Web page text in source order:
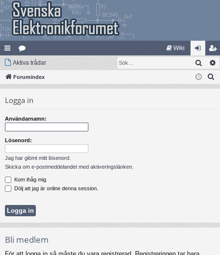
na
bb
ar
at
eg
er
Wiki
og
ga
li
m
Aktiva trådar Sök
Forumindex
Logga in
Användarnamn:
Lösenord:
Jag har glömt mitt lösenord.
Skicka om e-postmeddelandet med aktiveringslänken.
Kom ihåg mig
Dölj att jag är online denna session.
Bli medlem
För att logga in så måste du vara registrerad. Registreringen tar bara